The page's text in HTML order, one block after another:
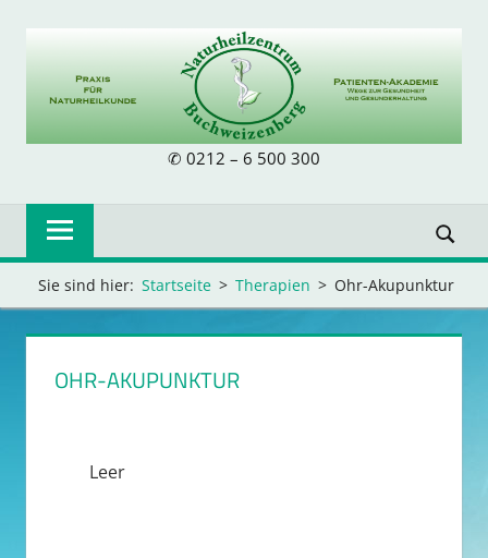
✆ 0212 – 6 500 300
Sie sind hier: Startseite Therapien Ohr-Akupunktur
OHR-AKUPUNKTUR
Leer